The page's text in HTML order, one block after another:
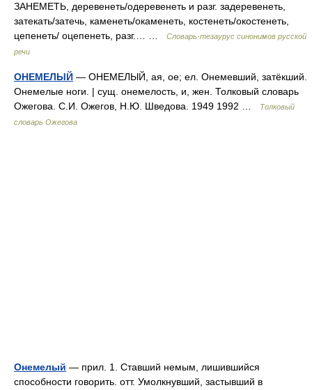
ЗАНЕМЕТЬ, деревенеть/одеревенеть и разг. задеревенеть,
затекать/затечь, каменеть/окаменеть, костенеть/окостенеть,
цепенеть/ оцепенеть, разг.… …
Словарь-тезаурус синонимов русской
речи
ОНЕМЕЛЫЙ — ОНЕМЕЛЫЙ, ая, ое; ел. Онемевший, затёкший.
Онемелые ноги. | сущ. онемелость, и, жен. Толковый словарь
Ожегова. С.И. Ожегов, Н.Ю. Шведова. 1949 1992 …
Толковый
словарь Ожегова
Онемелый — прил. 1. Ставший немым, лишившийся
способности говорить. отт. Умолкнувший, застывший в